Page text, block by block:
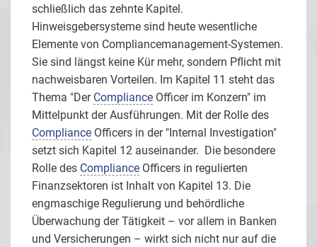
schließlich das zehnte Kapitel.
Hinweisgebersysteme sind heute wesentliche
Elemente von Compliancemanagement-Systemen.
Sie sind längst keine Kür mehr, sondern Pflicht mit
nachweisbaren Vorteilen. Im Kapitel 11 steht das
Thema "Der Compliance Officer im Konzern" im
Mittelpunkt der Ausführungen. Mit der Rolle des
Compliance Officers in der "Internal Investigation"
setzt sich Kapitel 12 auseinander. Die besondere
Rolle des Compliance Officers in regulierten
Finanzsektoren ist Inhalt von Kapitel 13. Die
engmaschige Regulierung und behördliche
Überwachung der Tätigkeit – vor allem in Banken
und Versicherungen – wirkt sich nicht nur auf die